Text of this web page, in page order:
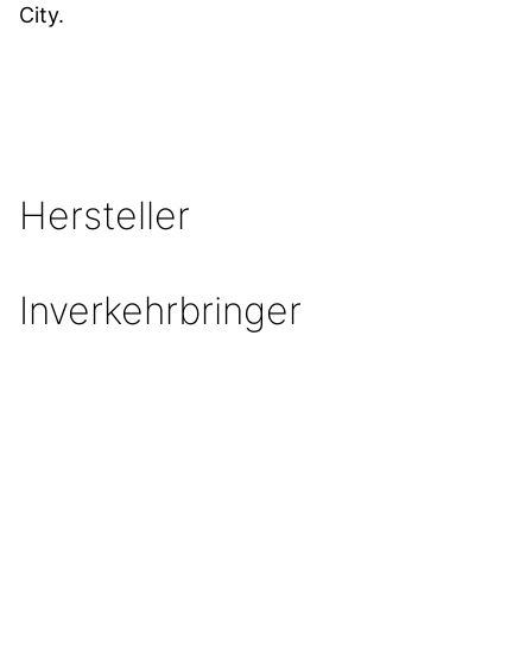
City.
Hersteller
Inverkehrbringer